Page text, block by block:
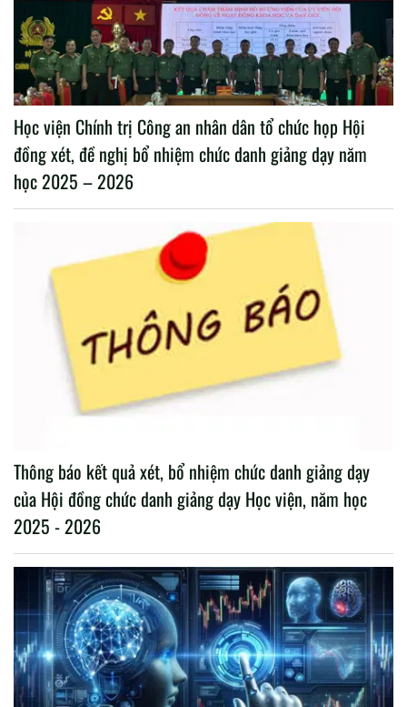
Học viện Chính trị Công an nhân dân tổ chức họp Hội
đồng xét, đề nghị bổ nhiệm chức danh giảng dạy năm
học 2025 – 2026
Thông báo kết quả xét, bổ nhiệm chức danh giảng dạy
của Hội đồng chức danh giảng dạy Học viện, năm học
2025 - 2026